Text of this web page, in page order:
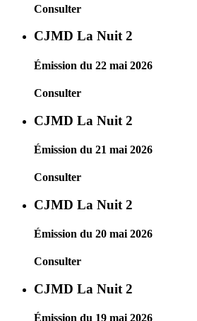
Consulter
CJMD La Nuit 2
Émission du 22 mai 2026
Consulter
CJMD La Nuit 2
Émission du 21 mai 2026
Consulter
CJMD La Nuit 2
Émission du 20 mai 2026
Consulter
CJMD La Nuit 2
Émission du 19 mai 2026